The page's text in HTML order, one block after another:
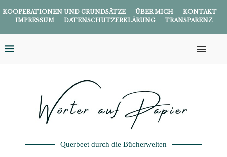
KOOPERATIONEN UND GRUNDSÄTZE ÜBER MICH
KONTAKT
IMPRESSUM
DATENSCHUTZERKLÄRUNG TRANSPARENZ
Querbeet durch die Bücherwelten